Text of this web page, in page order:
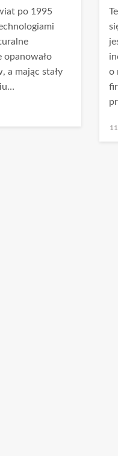
po 1995
opanowało
a mając stały
o